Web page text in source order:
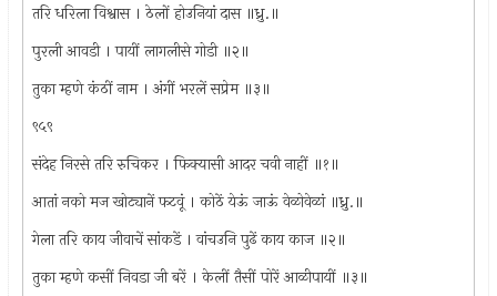
तरि धरिला विश्वास । ठेलों होउनियां दास ॥ध्रु.॥
पुरली आवडी । पायीं लागलीसे गोडी ॥२॥
तुका म्हणे कंठीं नाम । अंगीं भरलें सप्रेम ॥३॥
९५९
संदेह निरसे तरि रुचिकर । फिक्यासी आदर चवी नाहीं ॥१॥
आतां नको मज खोट्यानें फटवूं । कोठें येऊं जाऊं वेळोवेळां ॥ध्रु.॥
गेला तरि काय जीवाचें सांकडें । वांचउनि पुढें काय काज ॥२॥
तुका म्हणे कसीं निवडा जी बरें । केलीं तैसीं पोरें आळीपायीं ॥३॥